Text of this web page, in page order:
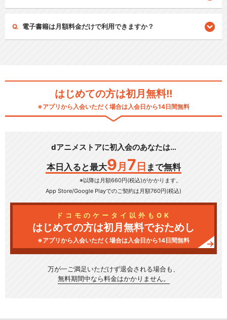
電子書籍は月額料金だけで利用できますか？
はじめての方は初月無料!!
※アプリから入会いただく場合は入会日から14日間無料
dアニメストアに初入会のあなたは…
本日入ると最大9 月 7 日 まで無料
※以降は月額660円(税込)がかかります。
App Store/Google Playでのご契約は月額760円(税込)
ドコモのケータイ以外もOK
はじめての方は初月無料でおためし
※アプリから入会いただく場合は入会日から14日間無料
万が一ご満足いただけず退会される場合も、
無料期間中なら料金はかかりません。